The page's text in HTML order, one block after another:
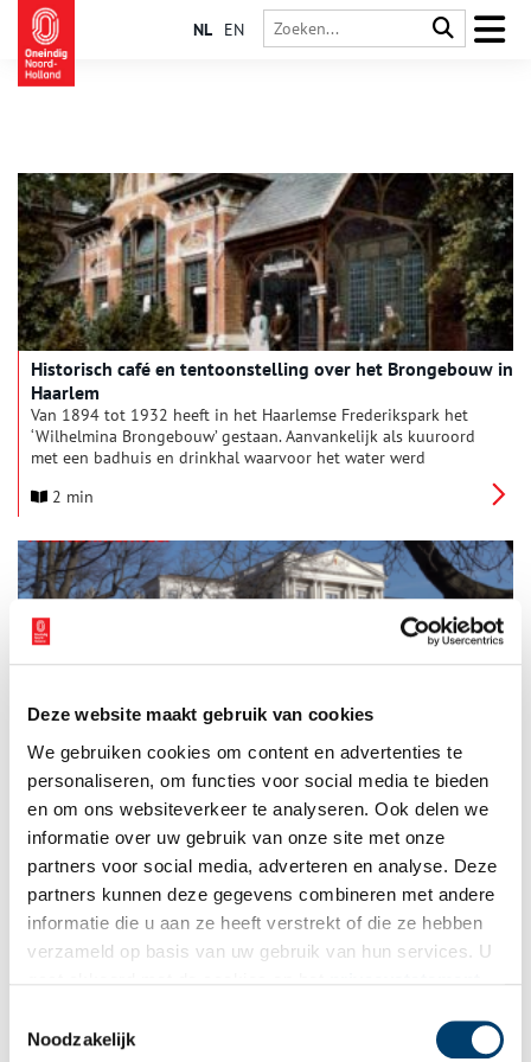
Deze website maakt gebruik van cookies
We gebruiken cookies om content en advertenties te
personaliseren, om functies voor social media te bieden
en om ons websiteverkeer te analyseren. Ook delen we
informatie over uw gebruik van onze site met onze
partners voor social media, adverteren en analyse. Deze
partners kunnen deze gegevens combineren met andere
informatie die u aan ze heeft verstrekt of die ze hebben
verzameld op basis van uw gebruik van hun services. U
Noodzakelijk
NL EN
Historisch café en tentoonstelling over het Brongebouw in
Haarlem
Van 1894 tot 1932 heeft in het Haarlemse Frederikspark het
‘Wilhelmina Brongebouw’ gestaan. Aanvankelijk als kuuroord
met een badhuis en drinkhal waarvoor het water werd
Nadat rond 1900 de watertoevoer werd afgesloten, bleef het
en tentoonstellingen. Het water werd ook in flesjes op de
markt gebracht als Hollandia-bronwater. Van 31 januari tot 27
april is in Verwey Museum Haarlem een kleine tentoonstelling
over het Haarlems Brongebouw te zien.
2 min
“De koning sliep in mijn werkkamer!” Dat verklapt de
Commissaris van de Koning in Noord-Holland, Arthur van Dijk,
in de nieuwste aflevering van het Erfgoed journaal
Haarlemmermeer. In die uitzending is ook daadwerkelijk het
bed te zien waarin Lodewijk Napoleon, koning van Holland van
1806 tot 1810, in het huidige provinciehuis in Haarlem zijn
verdiende nachtrust genoot.
3 min